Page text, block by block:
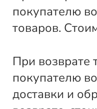
покупателю
товаров.
При возврате
покупателю
доставки и